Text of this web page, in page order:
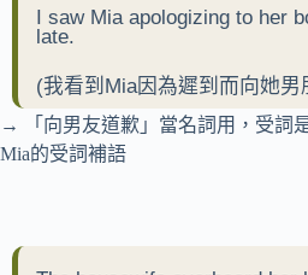
I saw Mia apologizing to her
late.
(我看到Mia因為遲到而向她男
→ 「向男友道歉」當名詞用，受詞
Mia的受詞補語